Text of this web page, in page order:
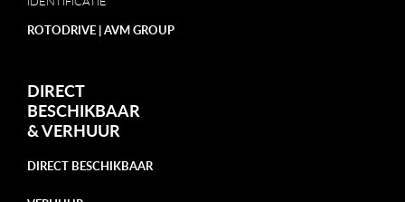
ROTODRIVE | AVM GROUP
DIRECT
BESCHIKBAAR
&VERHUUR
DIRECT BESCHIKBAAR